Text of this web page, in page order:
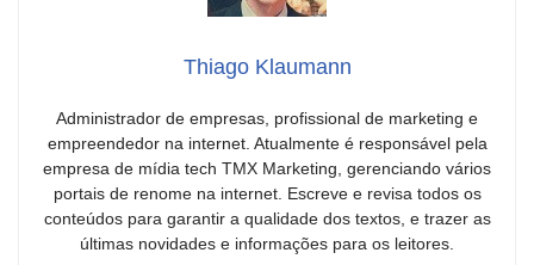
Thiago Klaumann
Administrador de empresas, profissional de marketing e
empreendedor na internet. Atualmente é responsável pela
empresa de mídia tech TMX Marketing, gerenciando vários
portais de renome na internet. Escreve e revisa todos os
conteúdos para garantir a qualidade dos textos, e trazer as
últimas novidades e informações para os leitores.